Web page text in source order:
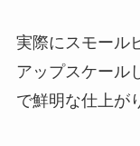
実際にスモール
アップスケール
で鮮明な仕上が